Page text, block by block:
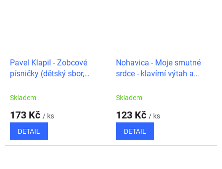
Pavel Klapil - Zobcové
písničky (dětský sbor,
Skladem
173 Kč / ks
DETAIL
Nohavica - Moje smutné
srdce - klavírní výtah a
Skladem
123 Kč / ks
DETAIL